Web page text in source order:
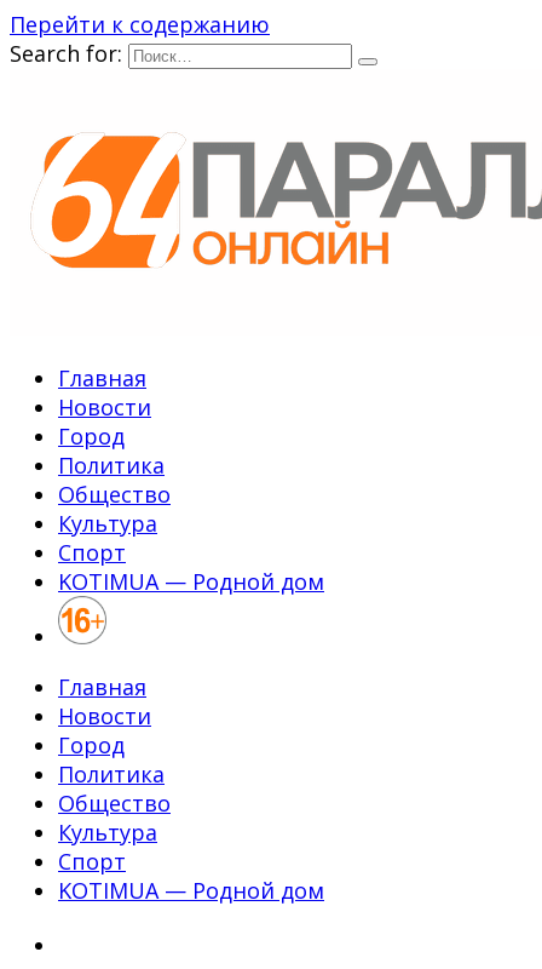
Перейти к содержанию
Search for:
Главная
Новости
Город
Политика
Общество
Культура
Спорт
KOTIMUA — Родной дом
Главная
Новости
Город
Политика
Общество
Культура
Спорт
KOTIMUA — Родной дом